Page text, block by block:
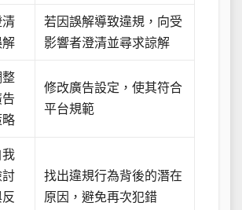
清
解
若因誤解導致違規，向受
影響者澄清並尋求諒解
整
告
略
修改廣告設定，使其符合
平台規範
我
討
找出違規行為背後的潛在
原因，避免再次犯錯